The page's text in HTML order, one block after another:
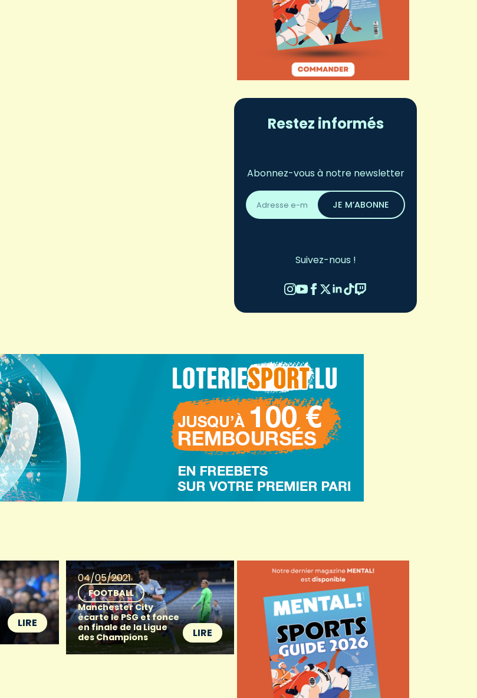
Restez informés
Abonnez-vous à notre newsletter
Adresse
email
*
JE M’ABONNE
Suivez-nous !
LIRE
04/05/2021
FOOTBALL
Manchester City
écarte le PSG et fonce
en finale de la Ligue
des Champions
LIRE